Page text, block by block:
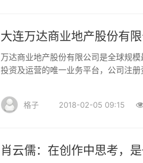
大连万达商业地产股份有
万达商业地产股份有限公司是全球规
投资及运营的唯一业务平台，公司注
为3699.HK），2016年9月27日，万
广场”命名的万达城市综合体，本公司
格子 2018-02-05 09:15
肖云儒：在创作中思考，